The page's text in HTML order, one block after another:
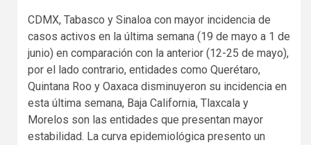
CDMX, Tabasco y Sinaloa con mayor incidencia de
casos activos en la última semana (19 de mayo a 1 de
junio) en comparación con la anterior (12-25 de mayo),
por el lado contrario, entidades como Querétaro,
Quintana Roo y Oaxaca disminuyeron su incidencia en
esta última semana, Baja California, Tlaxcala y
Morelos son las entidades que presentan mayor
estabilidad. La curva epidemiológica presento un